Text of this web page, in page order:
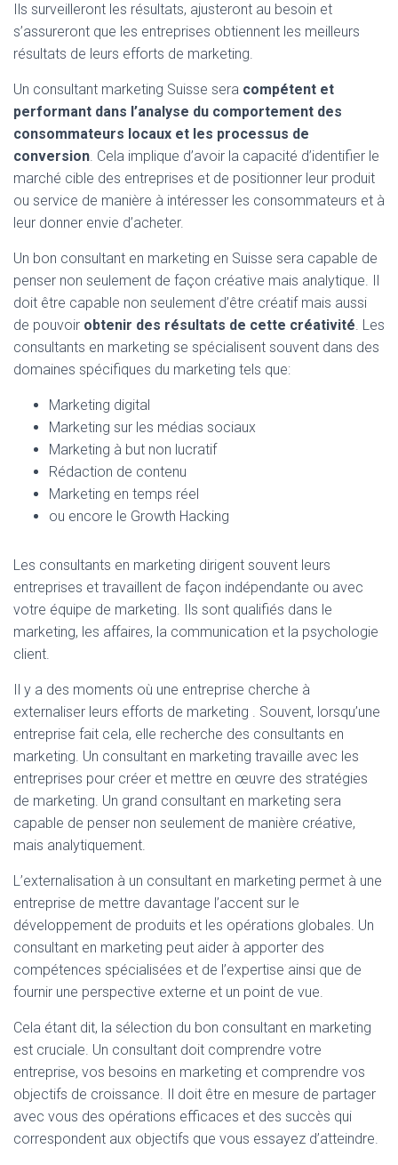
Ils surveilleront les résultats, ajusteront au besoin et
s’assureront que les entreprises obtiennent les meilleurs
résultats de leurs efforts de marketing.
Un consultant marketing Suisse sera compétent et
performant dans l’analyse du comportement des
consommateurs locaux et les processus de
conversion. Cela implique d’avoir la capacité d’identifier le
marché cible des entreprises et de positionner leur produit
ou service de manière à intéresser les consommateurs et à
leur donner envie d’acheter.
Un bon consultant en marketing en Suisse sera capable de
penser non seulement de façon créative mais analytique. Il
doit être capable non seulement d’être créatif mais aussi
de pouvoir obtenir des résultats de cette créativité. Les
consultants en marketing se spécialisent souvent dans des
domaines spécifiques du marketing tels que:
Marketing digital
Marketing sur les médias sociaux
Marketing à but non lucratif
Rédaction de contenu
Marketing en temps réel
ou encore le Growth Hacking
Les consultants en marketing dirigent souvent leurs
entreprises et travaillent de façon indépendante ou avec
votre équipe de marketing. Ils sont qualifiés dans le
marketing, les affaires, la communication et la psychologie
client.
Il y a des moments où une entreprise cherche à
externaliser leurs efforts de marketing . Souvent, lorsqu’une
entreprise fait cela, elle recherche des consultants en
marketing. Un consultant en marketing travaille avec les
entreprises pour créer et mettre en œuvre des stratégies
de marketing. Un grand consultant en marketing sera
capable de penser non seulement de manière créative,
mais analytiquement.
L’externalisation à un consultant en marketing permet à une
entreprise de mettre davantage l’accent sur le
développement de produits et les opérations globales. Un
consultant en marketing peut aider à apporter des
compétences spécialisées et de l’expertise ainsi que de
fournir une perspective externe et un point de vue.
Cela étant dit, la sélection du bon consultant en marketing
est cruciale. Un consultant doit comprendre votre
entreprise, vos besoins en marketing et comprendre vos
objectifs de croissance. Il doit être en mesure de partager
avec vous des opérations efficaces et des succès qui
correspondent aux objectifs que vous essayez d’atteindre.